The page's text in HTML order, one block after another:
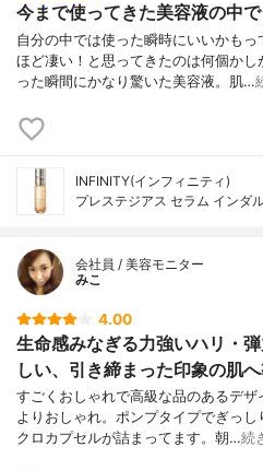
今まで使ってきた美容液の中
自分の中では使った瞬時にいいかもっ
ほど凄い！と思ってきたのは何個か
った瞬間にかなり驚いた美容液。肌…
INFINITY(インフィニティ)
プレステジアス セラム インダ
会社員 / 美容モニター
みこ
4.00
生命感みなぎる力強いハリ・
しい、引き締まった印象の肌
すごくおしゃれで高級な品のあるデ
よりおしゃれ。ポンプタイプでぎっ
クロカプセルが詰まってます。朝…続